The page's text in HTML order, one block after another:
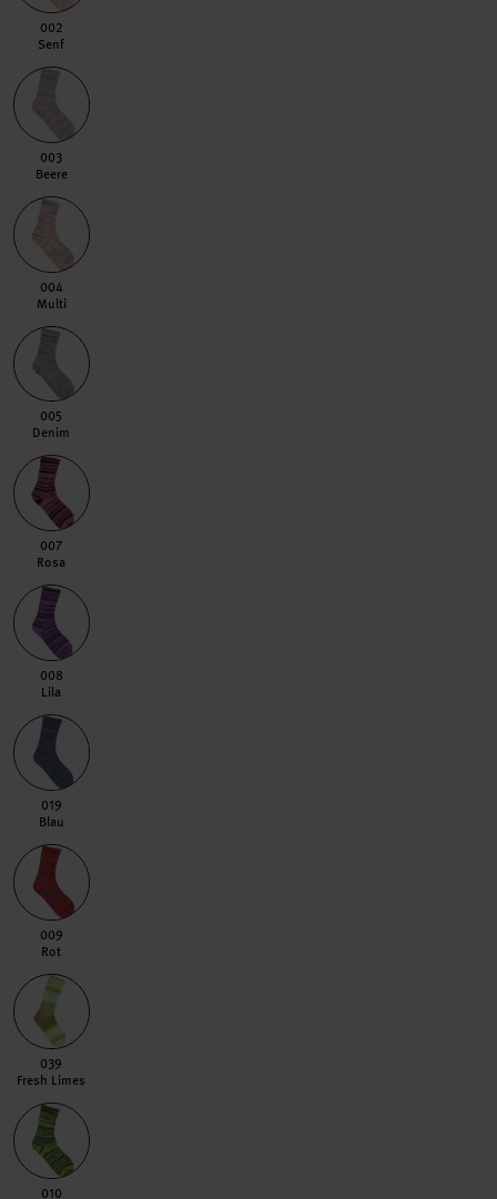
002 Senf
002
Senf
003 Beere
003
Beere
004 Multi
004
Multi
005 Denim
005
Denim
007 Rosa
007
Rosa
008 Lila
008
Lila
019 Blau
019
Blau
009 Rot
009
Rot
039 Fresh Limes
039
Fresh Limes
010 Grün
010